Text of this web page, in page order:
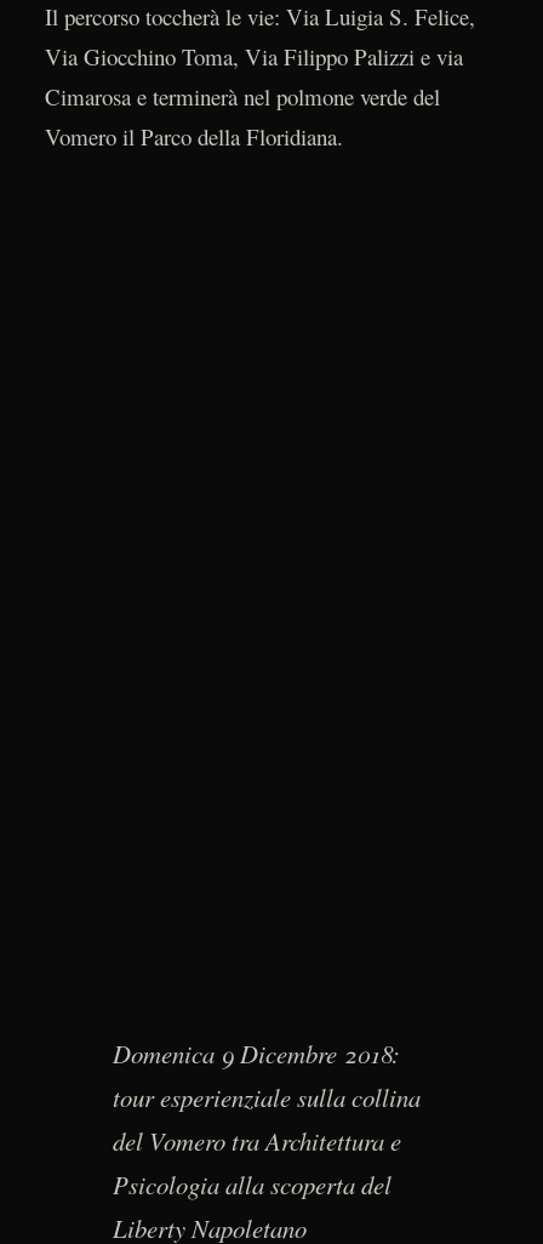
Il percorso toccherà le vie: Via Luigia S. Felice,
Via Giocchino Toma, Via Filippo Palizzi e via
Cimarosa e terminerà nel polmone verde del
Vomero il Parco della Floridiana.
Domenica 9 Dicembre 2018:
tour esperienziale sulla collina
del Vomero tra Architettura e
Psicologia alla scoperta del
Liberty Napoletano